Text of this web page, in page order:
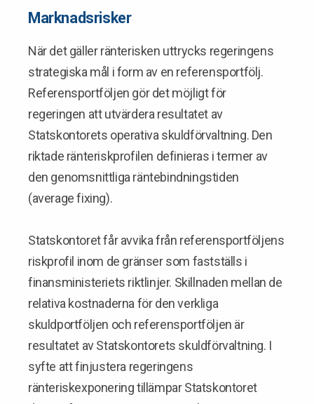
Marknadsrisker
När det gäller ränterisken uttrycks regeringens
strategiska mål i form av en referensportfölj.
Referensportföljen gör det möjligt för
regeringen att utvärdera resultatet av
Statskontorets operativa skuldförvaltning. Den
riktade ränteriskprofilen definieras i termer av
den genomsnittliga räntebindningstiden
(average fixing).
Statskontoret får avvika från referensportföljens
riskprofil inom de gränser som fastställs i
finansministeriets riktlinjer. Skillnaden mellan de
relativa kostnaderna för den verkliga
skuldportföljen och referensportföljen är
resultatet av Statskontorets skuldförvaltning. I
syfte att finjustera regeringens
ränteriskexponering tillämpar Statskontoret